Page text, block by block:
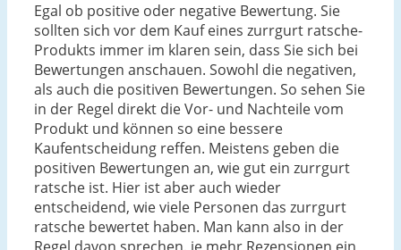
Egal ob positive oder negative Bewertung. Sie
sollten sich vor dem Kauf eines zurrgurt ratsche-
Produkts immer im klaren sein, dass Sie sich bei
Bewertungen anschauen. Sowohl die negativen,
als auch die positiven Bewertungen. So sehen Sie
in der Regel direkt die Vor- und Nachteile vom
Produkt und können so eine bessere
Kaufentscheidung reffen. Meistens geben die
positiven Bewertungen an, wie gut ein zurrgurt
ratsche ist. Hier ist aber auch wieder
entscheidend, wie viele Personen das zurrgurt
ratsche bewertet haben. Man kann also in der